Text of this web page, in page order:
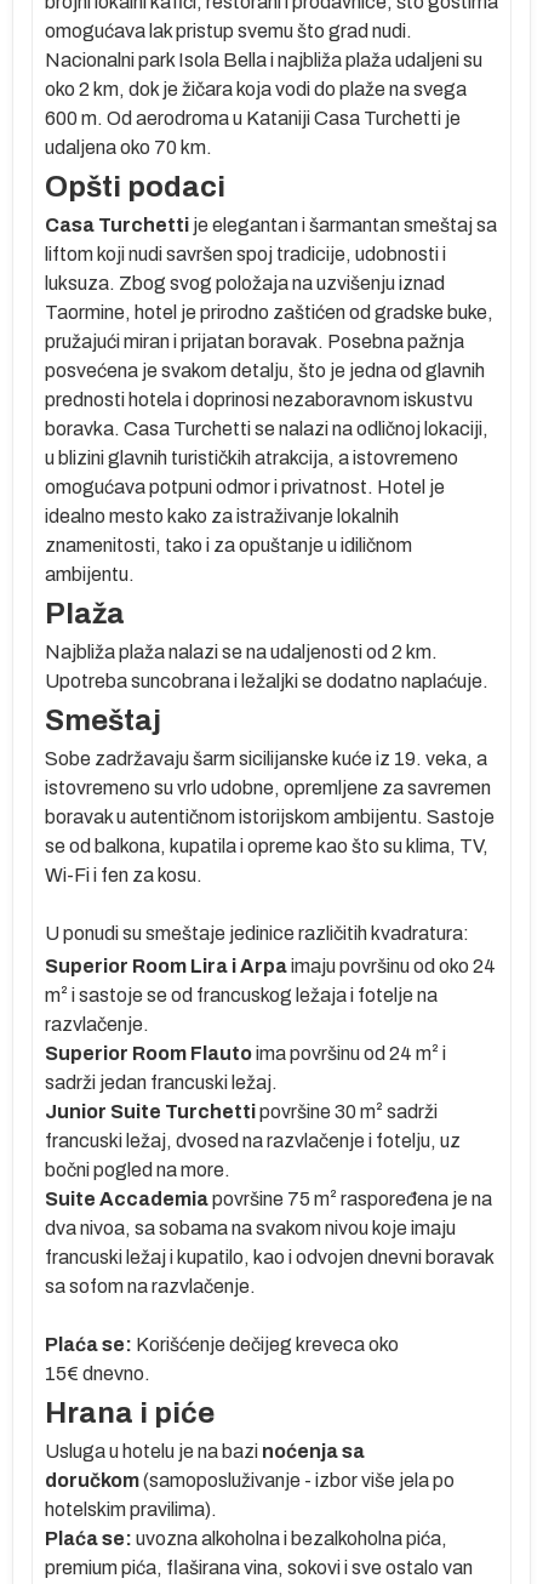
omogućava lak pristup svemu što grad nudi.
Nacionalni park Isola Bellai najbliža plaža udaljeni su
oko 2 km, dok je žičara koja vodi do plaže na svega
600 m. Od aerodroma u Kataniji Casa Turchetti je
udaljena oko 70 km.
Opšti podaci
Casa Turchetti je elegantan i šarmantan smeštaj sa
liftom koji nudi savršen spoj tradicije, udobnosti i
luksuza. Zbog svog položaja nauzvišenjuiznad
Taormine, hotel je prirodno zaštićen od gradske buke,
pružajući miran i prijatan boravak. Posebna pažnja
posvećena je svakom detalju, što je jedna od glavnih
prednosti hotela i doprinosi nezaboravnom iskustvu
boravka. Casa Turchetti se nalazi na odličnoj lokaciji,
u blizini glavnih turističkih atrakcija, a istovremeno
omogućava potpuni odmor i privatnost. Hotel je
idealno mesto kako za istraživanje lokalnih
znamenitosti, tako i za opuštanje u idiličnom
ambijentu.
Plaža
Najbliža plaža nalazi se na udaljenosti od 2 km.
Upotreba suncobrana i ležaljki se dodatno naplaćuje.
Smeštaj
Sobe zadržavaju šarm sicilijanske kuće iz 19. veka, a
istovremeno su vrlo udobne, opremljene za savremen
boravak u autentičnom istorijskom ambijentu. Sastoje
se od balkona, kupatilai opreme kao što su klima, TV,
Wi-Fi i fen za kosu.
U ponudi su smeštaje jedinice različitih kvadratura:
Superior Room Lira i Arpaimaju površinu od oko 24
m² i sastoje se od francuskog ležaja i fotelje na
razvlačenje.
Superior Room Flautoima površinu od 24 m² i
sadrži jedan francuski ležaj.
Junior Suite Turchettipovršine 30 m² sadrži
francuski ležaj, dvosed na razvlačenje i fotelju, uz
bočni pogled na more.
Suite Accademiapovršine 75 m² raspoređena je na
dva nivoa, sa sobama na svakom nivou koje imaju
francuski ležaj i kupatilo, kao iodvojen dnevni boravak
sa sofom na razvlačenje.
Plaća se: Korišćenje dečijeg kreveca oko
15€ dnevno.
Hrana i piće
Usluga u hotelu je na bazi noćenja sa
doručkom(samoposluživanje - izbor više jela po
hotelskim pravilima).
Plaća se: uvozna alkoholna i bezalkoholna pića,
premium pića, flaširana vina, sokovi i sve ostalo van